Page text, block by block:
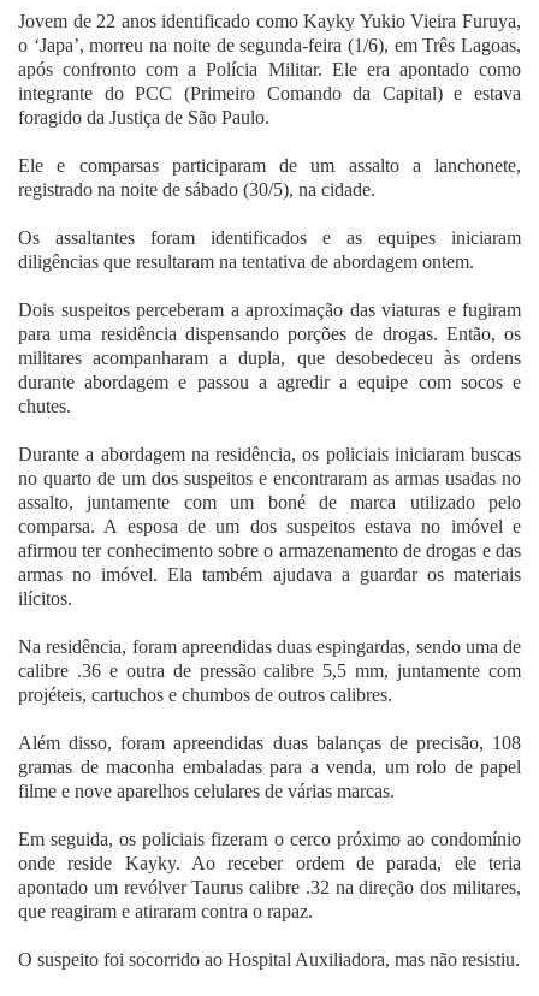
Jovem de 22 anos identificado como Kayky Yukio Vieira Furuya,
o ‘Japa’, morreu na noite de segunda-feira (1/6), em Três Lagoas,
após confronto com a Polícia Militar. Ele era apontado como
integrante do PCC (Primeiro Comando da Capital) e estava
foragido da Justiça de São Paulo.
Ele e comparsas participaram de um assalto a lanchonete,
registrado na noite de sábado (30/5), na cidade.
Os assaltantes foram identificados e as equipes iniciaram
diligências que resultaram na tentativa de abordagem ontem.
Dois suspeitos perceberam a aproximação das viaturas e fugiram
para uma residência dispensando porções de drogas. Então, os
militares acompanharam a dupla, que desobedeceu às ordens
durante abordagem e passou a agredir a equipe com socos e
chutes.
Durante a abordagem na residência, os policiais iniciaram buscas
no quarto de um dos suspeitos e encontraram as armas usadas no
assalto, juntamente com um boné de marca utilizado pelo
comparsa. A esposa de um dos suspeitos estava no imóvel e
afirmou ter conhecimento sobre o armazenamento de drogas e das
armas no imóvel. Ela também ajudava a guardar os materiais
ilícitos.
Na residência, foram apreendidas duas espingardas, sendo uma de
calibre .36 e outra de pressão calibre 5,5 mm, juntamente com
projéteis, cartuchos e chumbos de outros calibres.
Além disso, foram apreendidas duas balanças de precisão, 108
gramas de maconha embaladas para a venda, um rolo de papel
filme e nove aparelhos celulares de várias marcas.
Em seguida, os policiais fizeram o cerco próximo ao condomínio
onde reside Kayky. Ao receber ordem de parada, ele teria
apontado um revólver Taurus calibre .32 na direção dos militares,
que reagiram e atiraram contra o rapaz.
O suspeito foi socorrido ao Hospital Auxiliadora, mas não resistiu.